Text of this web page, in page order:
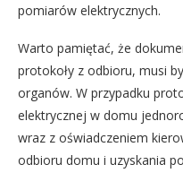
pomiarów elektrycznych.
Warto pamiętać, że
protokoły z odbioru, musi
organów. W przypadku
elektrycznej w domu
wraz z oświadczeniem
odbioru domu i uzyskania